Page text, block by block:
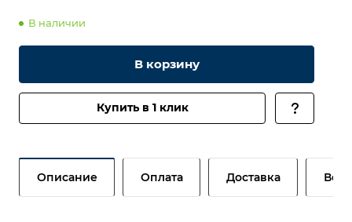
В наличии
В корзину
Купить в 1 клик
Описание Оплата Доставка